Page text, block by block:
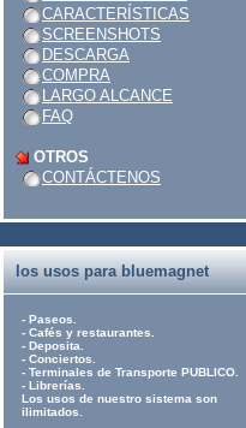
CARACTERÍSTICAS
SCREENSHOTS
DESCARGA
COMPRA
LARGO ALCANCE
FAQ
OTROS
CONTÁCTENOS
los usos para bluemagnet
- Paseos.
- Cafés y restaurantes.
- Deposita.
- Conciertos.
- Terminales de Transporte PUBLICO.
- Librerías.
Los usos de nuestro sistema son
ilimitados.